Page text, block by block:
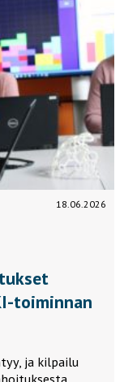
18.06.2026
toiminnan
ja kilpailu